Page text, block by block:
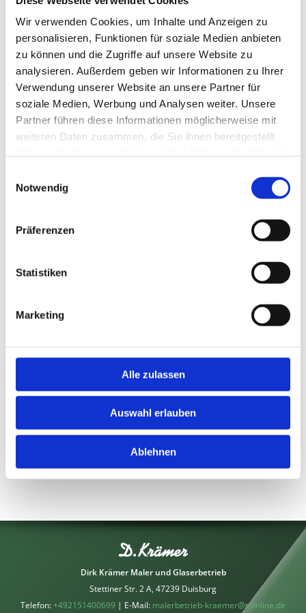
Wir verwenden Cookies, um Inhalte und Anzeigen zu
personalisieren, Funktionen für soziale Medien anbieten
zu können und die Zugriffe auf unsere Website zu
analysieren. Außerdem geben wir Informationen zu Ihrer
Verwendung unserer Website an unsere Partner für
soziale Medien, Werbung und Analysen weiter. Unsere
Partner führen diese Informationen möglicherweise mit
weiteren Daten zusammen, die Sie ihnen bereitgestellt
Notwendig
Präferenzen
Statistiken
Marketing
Alle zulassen
Auswahl erlauben
Ablehnen
Verantwortlich: Dirk Krämer
USt.-ID: folgt
Rechtlicher Hinweis: Die EU hat ein OnlineVerfahren
zur Beilegung von Streitigkeiten zwischen
Unternehmern und Verbrauchern geschaffen.
Informationen dazu finden Sie unter
Dirk Krämer Maler und Glaserbetrieb beteiligt sich nicht
Vesna #345415511 Adobe Stock
New Africa #437913277 Adobe Stock
sveta #310405765 Adobe Stock
Stefan Körber #22034439 Adobe Stock
Homepage erstellen lassen
Heise RegioConcept |Online Marketing Agentur
Dirk Krämer Maler und Glaserbetrieb
Stettiner Str. 2 A, 47239 Duisburg
Telefon:+492151400699 | E-Mail: malerbetrieb-kraemer@t-online.de